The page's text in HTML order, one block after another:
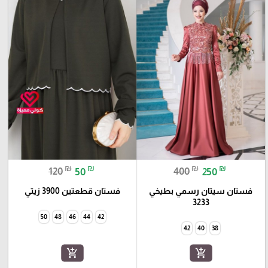
400₪ 250 ₪
فستان سيتان رسمي بطيخي
3233
38
40
42
add_shopping_cart
120₪ 50 ₪
فستان قطعتين 3900 زيتي
42
44
46
48
50
add_shopping_cart